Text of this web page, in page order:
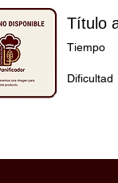
Título
Tiempo
Dificultad